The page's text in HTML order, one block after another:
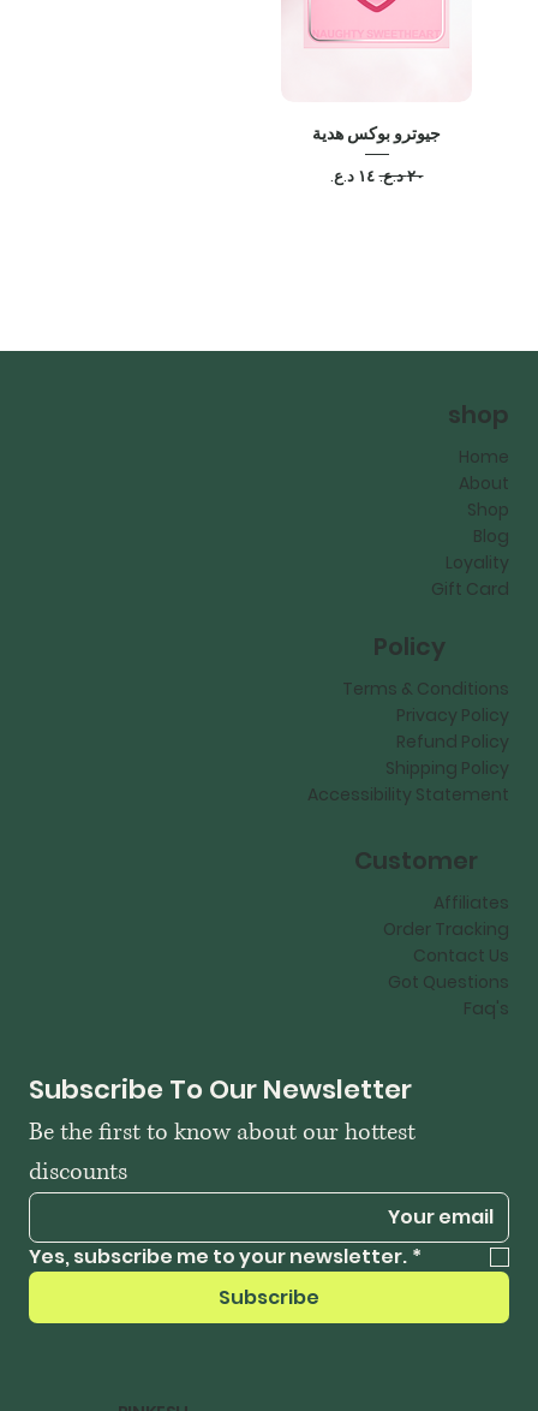
جیوترو بوکس هدية
سعر عادي‏٢٠ د.ع.‏ سعر البيع‏١٤ د.ع.‏
Subscribe To Our Newsletter
Be the first to know about our hottest
discounts
Yes, subscribe me to your newsletter. *
Subscribe
shop
Home
About
Shop
Blog
Loyality
Gift Card
Policy
Terms & Conditions
Privacy Policy
Refund Policy
Shipping Policy
Accessibility Statement
Customer
Affiliates
Order Tracking
Contact Us
Got Questions
Faq's